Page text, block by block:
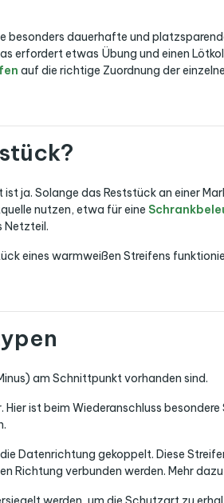
besonders dauerhafte und
erfordert etwas Übung und einen
auf die richtige Zuordnung der
ja. Solange das Reststück an einer
nutzen, etwa für eine
Netzteil.
eines warmweißen Streifens
am Schnittpunkt vorhanden sind.
ist beim Wiederanschluss
Datenrichtung gekoppelt. Diese
Richtung verbunden werden. Mehr